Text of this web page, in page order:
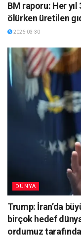
BM raporu: Her
ölürken üretilen
2026-03-30
DÜNYA
Trump: İran’da
birçok hedef
ordumuz